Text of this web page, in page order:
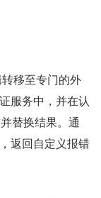
移至专门的外
服务中，并在认
替换结果。通
返回自定义报错